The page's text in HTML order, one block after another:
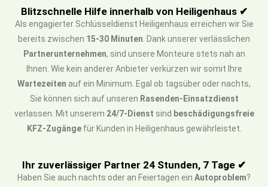
Blitzschnelle Hilfe innerhalb von Heiligenhaus ✔
Als engagierter Schlüsseldienst Heiligenhaus erreichen wir Sie
bereits zwischen 15-30 Minuten . Dank unserer verlässlichen
Partnerunternehmen, sind unsere Monteure stets nah an
Ihnen. Wie kein anderer Anbieter verkürzen wir somit Ihre
Wartezeiten auf ein Minimum. Egal ob tagsüber oder nachts,
Sie können sich auf unseren Rasenden-Einsatzdienst
verlassen. Mit unserem 24/7-Dienst sind beschädigungsfreie
KFZ-Zugängefür Kunden in Heiligenhaus gewährleistet.
Ihr zuverlässiger Partner 24 Stunden, 7 Tage ✔
Haben Sie auch nachts oder an Feiertagen ein Autoproblem?